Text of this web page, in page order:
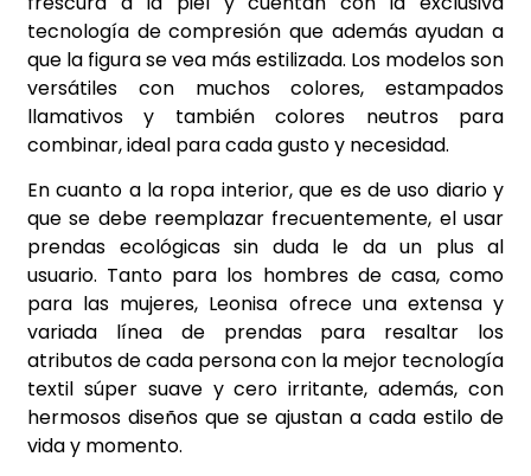
tecnología de compresión que además ayudan a
que la figura se vea más estilizada. Los modelos son
versátiles con muchos colores, estampados
llamativos y también colores neutros para
combinar, ideal para cada gusto y necesidad.
En cuanto a la ropa interior, que es de uso diario y
que se debe reemplazar frecuentemente, el usar
prendas ecológicas sin duda le da un plus al
usuario. Tanto para los hombres de casa, como
para las mujeres, Leonisa ofrece una extensa y
variada línea de prendas para resaltar los
atributos de cada persona con la mejor tecnología
textil súper suave y cero irritante, además, con
hermosos diseños que se ajustan a cada estilo de
vida y momento.